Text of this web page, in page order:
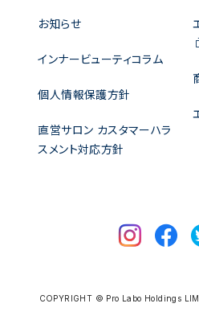
お知らせ
インナービューティコラム
個人情報保護方針
直営サロン カスタマーハラ
スメント対応方針
COPYRIGHT © Pro Labo Holdings